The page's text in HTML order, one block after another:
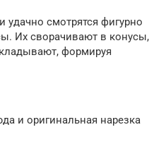
удачно смотрятся фигурно
Их сворачивают в конусы,
формируя
и оригинальная нарезка